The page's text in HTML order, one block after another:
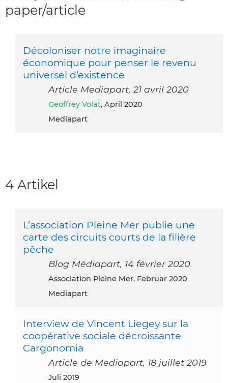
paper/article
Décoloniser notre imaginaire
économique pour penser le revenu
universel d’existence
Article Mediapart, 21 avril 2020
Geoffrey Volat, April 2020
Mediapart
4 Artikel
L’association Pleine Mer publie une
carte des circuits courts de la filière
pêche
Blog Médiapart, 14 février 2020
Association Pleine Mer, Februar 2020
Mediapart
Interview de Vincent Liegey sur la
coopérative sociale décroissante
Cargonomia
Article de Mediapart, 18 juillet 2019
Juli 2019